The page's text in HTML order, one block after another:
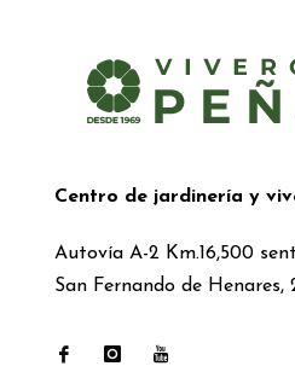
Centro de jardinería y
Autovía A-2 Km.16,500
San Fernando de